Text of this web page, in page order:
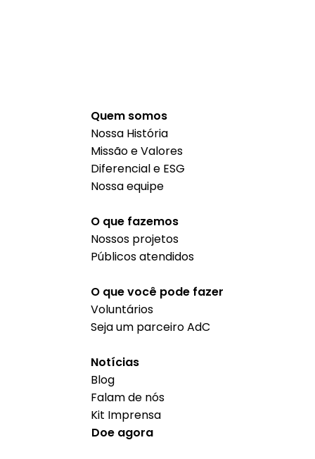
Quem somos
Nossa História
Missão e Valores
Diferencial e ESG
Nossa equipe
O que fazemos
Nossos projetos
Públicos atendidos
O que você pode fazer
Voluntários
Seja um parceiro AdC
Notícias
Blog
Falam de nós
Kit Imprensa
Doe agora